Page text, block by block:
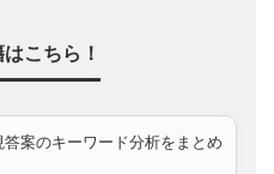
こちら！
案のキーワード分析をまとめ